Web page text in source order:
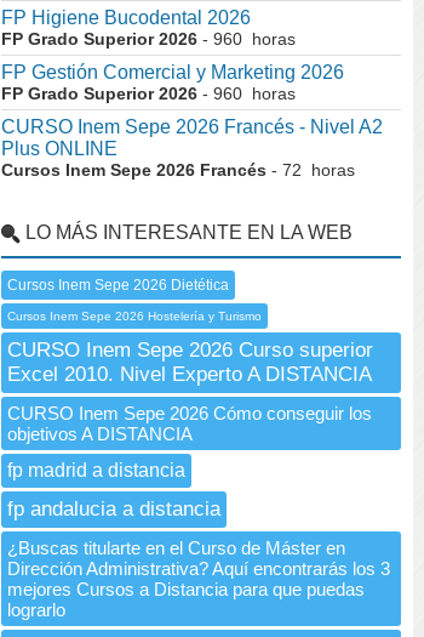
FP Higiene Bucodental 2026
FP Grado Superior 2026 - 960 horas
FP Gestión Comercial y Marketing 2026
FP Grado Superior 2026 - 960 horas
CURSO Inem Sepe 2026 Francés - Nivel A2
Plus ONLINE
Cursos Inem Sepe 2026 Francés - 72 horas
LO MÁS INTERESANTE EN LA WEB
Cursos Inem Sepe 2026 Dietética
Cursos Inem Sepe 2026 Hostelería y Turismo
CURSO Inem Sepe 2026 Curso superior
Excel 2010. Nivel Experto A DISTANCIA
CURSO Inem Sepe 2026 Cómo conseguir los
objetivos A DISTANCIA
fp madrid a distancia
fp andalucia a distancia
¿Buscas titularte en el Curso de Máster en
Dirección Administrativa? Aquí encontrarás los 3
mejores Cursos a Distancia para que puedas
lograrlo